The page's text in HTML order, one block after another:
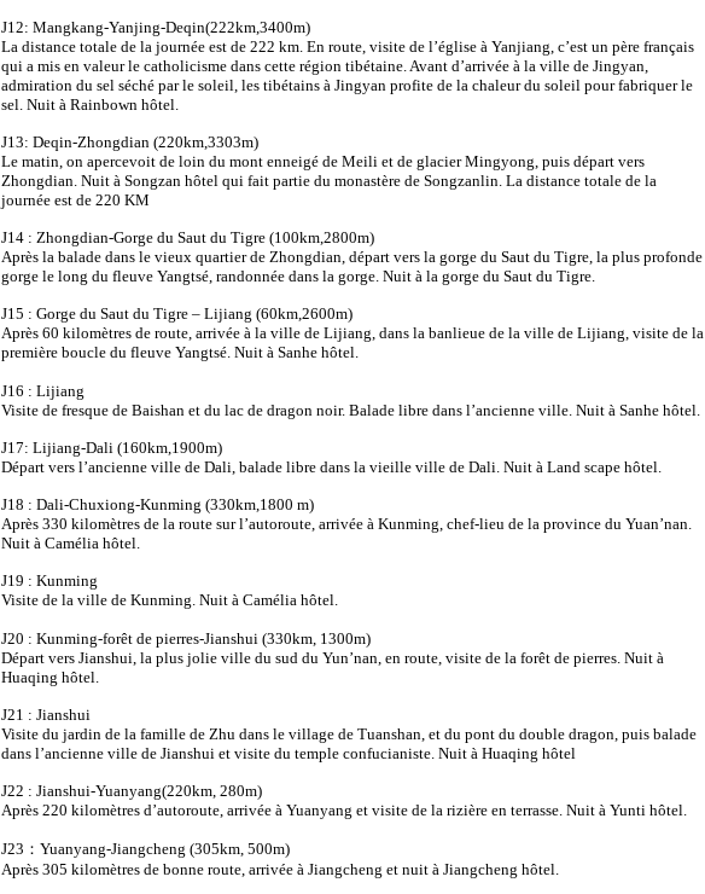
J12: Mangkang-Yanjing-Deqin(222km,3400m)
La distance totale de la journée est de 222 km. En route, visite de l’église à Yanjiang, c’est un père français
qui a mis en valeur le catholicisme dans cette région tibétaine. Avant d’arrivée à la ville de Jingyan,
admiration du sel séché par le soleil, les tibétains à Jingyan profite de la chaleur du soleil pour fabriquer le
sel. Nuit à Rainbown hôtel.
J13: Deqin-Zhongdian (220km,3303m)
Le matin, on apercevoit de loin du mont enneigé de Meili et de glacier Mingyong, puis départ vers
Zhongdian. Nuit à Songzan hôtel qui fait partie du monastère de Songzanlin. La distance totale de la
journée est de 220 KM
J14 : Zhongdian-Gorge du Saut du Tigre (100km,2800m)
Après la balade dans le vieux quartier de Zhongdian, départ vers la gorge du Saut du Tigre, la plus profonde
gorge le long du fleuve Yangtsé, randonnée dans la gorge. Nuit à la gorge du Saut du Tigre.
J15 : Gorge du Saut du Tigre – Lijiang (60km,2600m)
Après 60 kilomètres de route, arrivée à la ville de Lijiang, dans la banlieue de la ville de Lijiang, visite de la
première boucle du fleuve Yangtsé. Nuit à Sanhe hôtel.
J16 : Lijiang
Visite de fresque de Baishan et du lac de dragon noir. Balade libre dans l’ancienne ville. Nuit à Sanhe hôtel.
J17: Lijiang-Dali (160km,1900m)
Départ vers l’ancienne ville de Dali, balade libre dans la vieille ville de Dali. Nuit à Land scape hôtel.
J18 : Dali-Chuxiong-Kunming (330km,1800 m)
Après 330 kilomètres de la route sur l’autoroute, arrivée à Kunming, chef-lieu de la province du Yuan’nan.
Nuit à Camélia hôtel.
J19 : Kunming
Visite de la ville de Kunming. Nuit à Camélia hôtel.
J20 : Kunming-forêt de pierres-Jianshui (330km, 1300m)
Départ vers Jianshui, la plus jolie ville du sud du Yun’nan, en route, visite de la forêt de pierres. Nuit à
Huaqing hôtel.
J21 : Jianshui
Visite du jardin de la famille de Zhu dans le village de Tuanshan, et du pont du double dragon, puis balade
dans l’ancienne ville de Jianshui et visite du temple confucianiste. Nuit à Huaqing hôtel
J22 : Jianshui-Yuanyang(220km, 280m)
Après 220 kilomètres d’autoroute, arrivée à Yuanyang et visite de la rizière en terrasse. Nuit à Yunti hôtel.
J23 ： Yuanyang-Jiangcheng (305km, 500m)
Après 305 kilomètres de bonne route, arrivée à Jiangcheng et nuit à Jiangcheng hôtel.